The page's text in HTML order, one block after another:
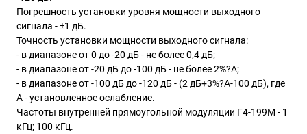
Погрешность установки уровня мощности выходного
сигнала - ±1 дБ.
Точность установки мощности выходного сигнала:
- в диапазоне от 0 до -20 дБ - не более 0,4 дБ;
- в диапазоне от -20 дБ до -100 дБ - не более 2%?A;
- в диапазоне от -100 дБ до -120 дБ - (2 дБ+3%?A-100 дБ), где
A - установленное ослабление.
Частоты внутренней прямоугольной модуляции Г4-199М - 1
кГц; 100 кГц.